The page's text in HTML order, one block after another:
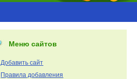
Меню сайтов
Добавить сайт
Правила добавления